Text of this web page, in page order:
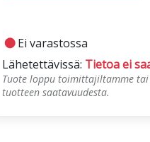
fiber_manual_recordEi varastossa
Lähetettävissä: Tietoa ei
Tuote loppu toimittajiltamme
tuotteen saatavuudesta.